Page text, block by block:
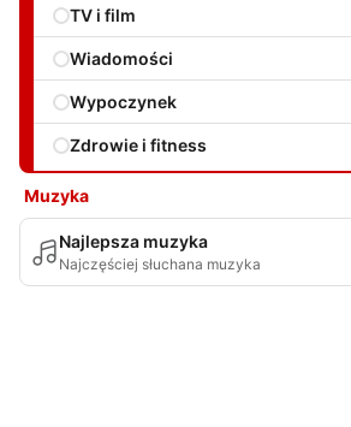
TV i film
Wiadomości
Wypoczynek
Zdrowie i fitness
Muzyka
Najlepsza muzyka
Najczęściej słuchana muzyka